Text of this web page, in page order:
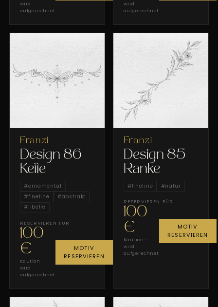
wird
aufgerechnet
wird
aufgerechnet
Franzi
Design 86
Kette
#ornamental
#fineline #abstrakt
# libelle
RESERVIEREN FÜR
100
€
Kaution ·
wird
aufgerechnet
MOTIV
RESERVIEREN
Franzi
Design 85
Ranke
#fineline #natur
RESERVIEREN FÜR
100
€
Kaution ·
wird
aufgerechnet
MOTIV
RESERVIEREN